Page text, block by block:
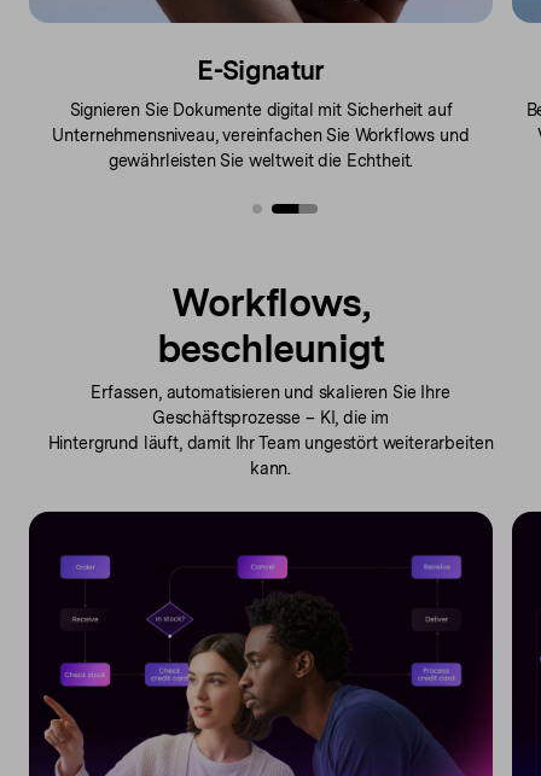
E-Signatur
Signieren Sie Dokumente digital mit Sicherheit auf
Unternehmensniveau,vereinfachen Sie Workflows und
gewährleisten Sie weltweit die Echtheit.
Workflows,
beschleunigt
Erfassen, automatisieren und skalieren Sie Ihre
Geschäftsprozesse –KI, die im
Hintergrund läuft, damit Ihr Team ungestört weiterarbeiten
kann.